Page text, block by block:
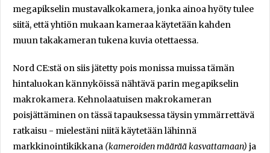
megapikselin mustavalkokamera, jonka ainoa hyöty tulee
siitä, että yhtiön mukaan kameraa käytetään kahden
muun takakameran tukena kuvia otettaessa.
Nord CE:stä on siis jätetty pois monissa muissa tämän
hintaluokan kännyköissä nähtävä parin megapikselin
makrokamera. Kehnolaatuisen makrokameran
poisjättäminen on tässä tapauksessa täysin ymmärrettävä
ratkaisu - mielestäni niitä käytetään lähinnä
markkinointikikkana (kameroiden määrää kasvattamaan) ja